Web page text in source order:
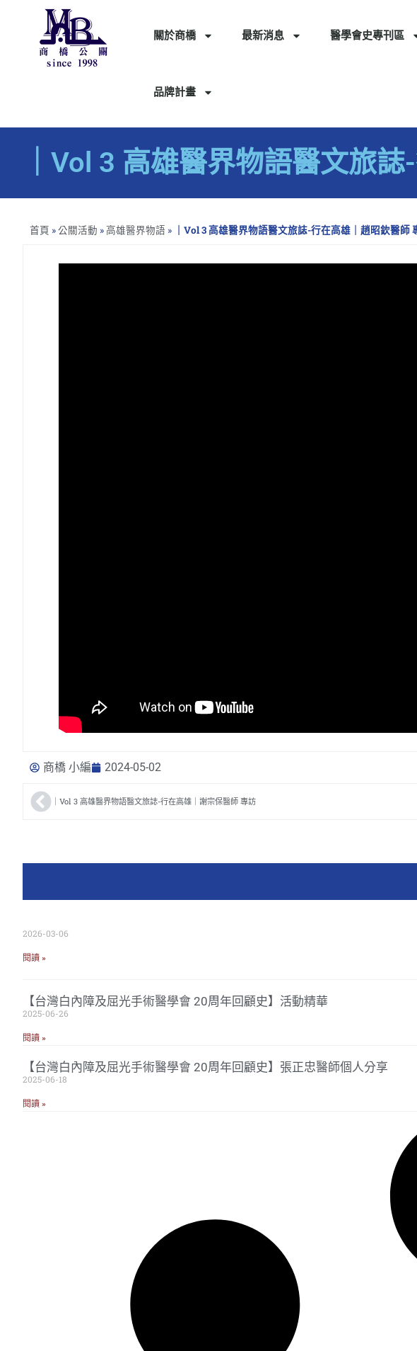
關於商橋 最新消息 醫學會史專刊區
品牌計畫
｜Vol 3 高雄醫界物語醫文旅
首頁 »公關活動 »高雄醫界物語 » ｜Vol 3 高雄醫界物語醫文旅誌-行在高雄｜趙昭欽醫師
商橋 小編 2024-05-02
｜Vol 3 高雄醫界物語醫文旅誌-行在高雄｜謝宗保醫師 專訪
2026-03-06
閱讀 »
【台灣白內障及屈光手術醫學會 20周年回顧史】活動精華
2025-06-26
閱讀 »
【台灣白內障及屈光手術醫學會 20周年回顧史】張正忠醫師個人分享
2025-06-18
閱讀 »